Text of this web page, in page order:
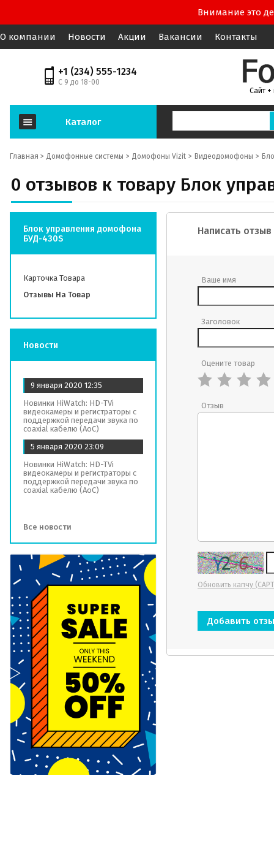
Внимание это
О компании Новости Акции Вакансии Контакты
+1 (234) 555-1234
С 9 до 18-00
Сайт +
Каталог
Главная > Домофонные системы Домофоны Vizit Видеодомофоны
0 отзывов к товару Блок
Блок управления домофона
БУД-430S
Карточка Товара
Отзывы На Товар
Новости
9 января 2020 12:35
Новинки HiWatch: HD-TVi
видеокамеры и регистраторы с
поддержкой передачи звука по
coaxial кабелю (AoC)
5 января 2020 23:09
Новинки HiWatch: HD-TVi
видеокамеры и регистраторы с
поддержкой передачи звука по
coaxial кабелю (AoC)
Все новости
Написать отзыв
Ваше имя
Заголовок
Оцените товар
Отзыв
Обновить капчу